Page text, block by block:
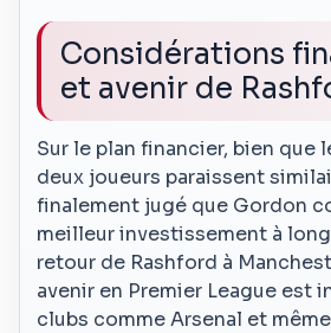
Considérations
et avenir de
Sur le plan financier, bien que
deux joueurs paraissent
finalement jugé que Gordon
meilleur investissement à
retour de Rashford à
avenir en Premier League est
clubs comme Arsenal et